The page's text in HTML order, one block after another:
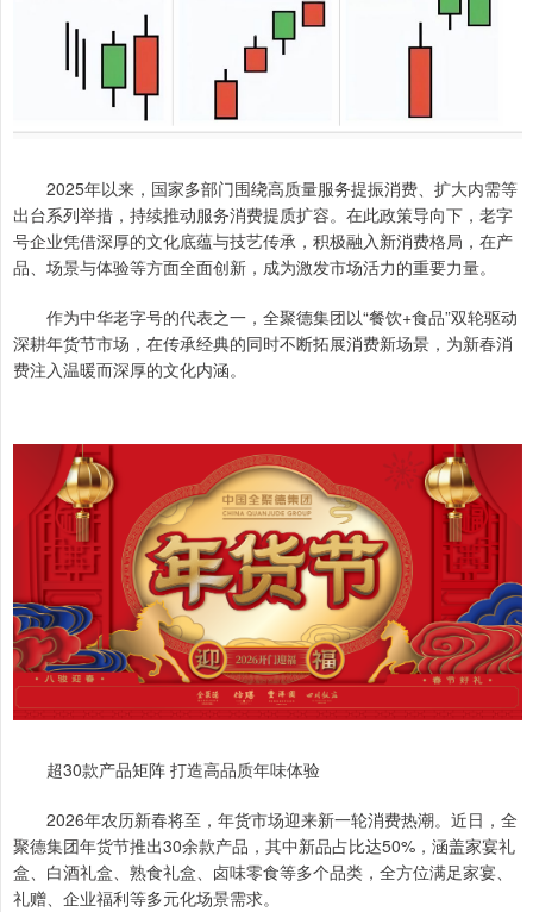
2025年以来，国家多部门围绕高质量服务提振消费、扩大内需等
出台系列举措，持续推动服务消费提质扩容。在此政策导向下，老字
号企业凭借深厚的文化底蕴与技艺传承，积极融入新消费格局，在产
品、场景与体验等方面全面创新，成为激发市场活力的重要力量。
作为中华老字号的代表之一，全聚德集团以“餐饮+食品”双轮驱动
深耕年货节市场，在传承经典的同时不断拓展消费新场景，为新春消
费注入温暖而深厚的文化内涵。
超30款产品矩阵 打造高品质年味体验
2026年农历新春将至，年货市场迎来新一轮消费热潮。近日，全
聚德集团年货节推出30余款产品，其中新品占比达50%，涵盖家宴礼
盒、白酒礼盒、熟食礼盒、卤味零食等多个品类，全方位满足家宴、
礼赠、企业福利等多元化场景需求。